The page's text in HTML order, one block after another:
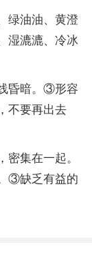
绿油油、黄澄
湿漉漉、冷冰
昏暗。③形容
不要再出去
集在一起。
③缺乏有益的